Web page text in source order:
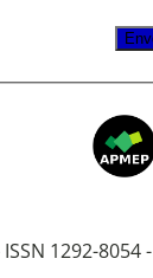
1292-8054 -